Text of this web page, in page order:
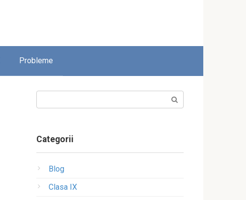
Probleme
Categorii
Blog
Clasa IX